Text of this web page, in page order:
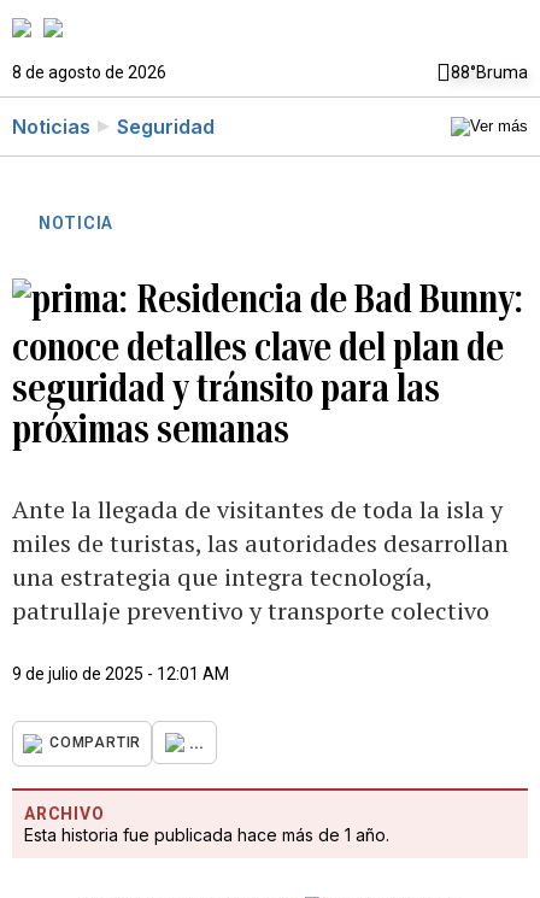
8 de agosto de 2026 88°Bruma
Noticias Seguridad
NOTICIA
Residencia de Bad Bunny:
conoce detalles clave del plan de
seguridad y tránsito para las
próximas semanas
Ante la llegada de visitantes de toda la isla y
miles de turistas, las autoridades desarrollan
una estrategia que integra tecnología,
patrullaje preventivo y transporte colectivo
9 de julio de 2025 - 12:01 AM
COMPARTIR ...
ARCHIVO
Esta historia fue publicada hace más de 1 año.